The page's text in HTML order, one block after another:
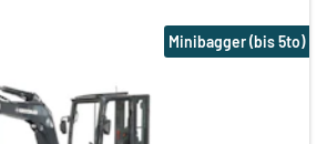
Minibagger (bis 5to)